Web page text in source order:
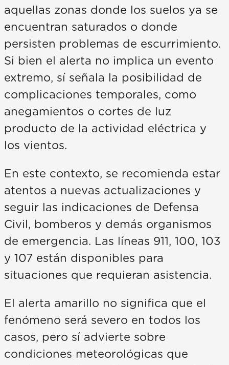
aquellas zonas donde los suelos ya se
encuentran saturados o donde
persisten problemas de escurrimiento.
Si bien el alerta no implica un evento
extremo, sí señala la posibilidad de
complicaciones temporales, como
anegamientos o cortes de luz
producto de la actividad eléctrica y
los vientos.
En este contexto, se recomienda estar
atentos a nuevas actualizaciones y
seguir las indicaciones de Defensa
Civil, bomberos y demás organismos
de emergencia. Las líneas 911, 100, 103
y 107 están disponibles para
situaciones que requieran asistencia.
El alerta amarillo no significa que el
fenómeno será severo en todos los
casos, pero sí advierte sobre
condiciones meteorológicas que